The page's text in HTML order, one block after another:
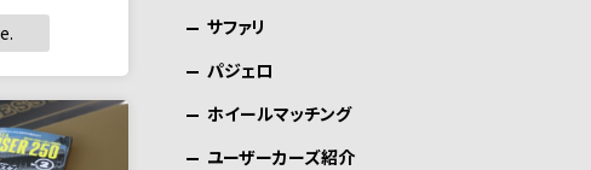
サファリ
パジェロ
ホイールマッチング
ユーザーカーズ紹介